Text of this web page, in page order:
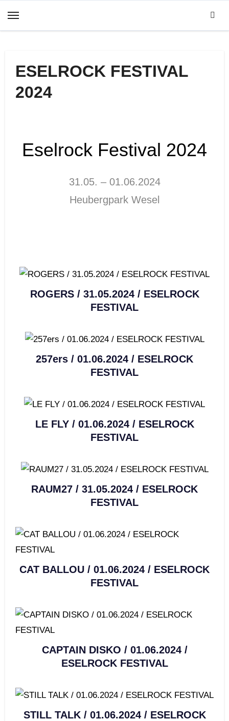
Inhalt
ESELROCK FESTIVAL
2024
Eselrock Festival 2024
31.05. – 01.06.2024
Heubergpark Wesel
ROGERS / 31.05.2024 / ESELROCK
FESTIVAL
257ers / 01.06.2024 / ESELROCK
FESTIVAL
LE FLY / 01.06.2024 / ESELROCK
FESTIVAL
RAUM27 / 31.05.2024 / ESELROCK
FESTIVAL
CAT BALLOU / 01.06.2024 / ESELROCK
FESTIVAL
CAPTAIN DISKO / 01.06.2024 /
ESELROCK FESTIVAL
STILL TALK / 01.06.2024 / ESELROCK